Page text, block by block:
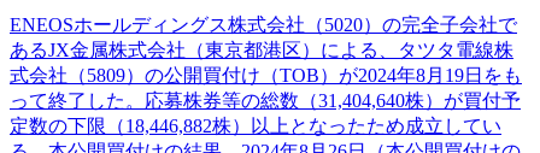
ENEOSホールディングス株式会社（5020）の完全子会社で
あるJX金属株式会社（東京都港区）による、タツタ電線株
式会社（5809）の公開買付け（TOB）が2024年8月19日をも
って終了した。応募株券等の総数（31,404,640株）が買付予
定数の下限（18,446,882株）以上となったため成立してい